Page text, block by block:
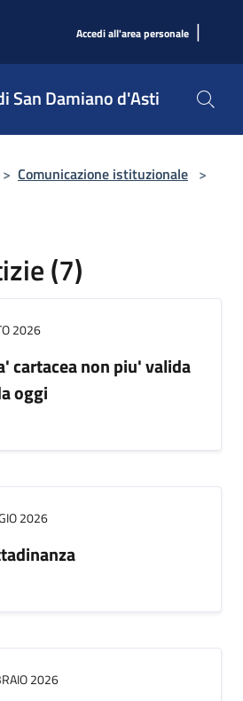
Accedi all'area personale |
San Damiano d'Asti
> Comunicazione istituzionale >
(7)
2026
cartacea non piu' valida
oggi
2026
2026